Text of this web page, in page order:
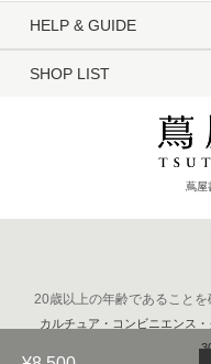
HELP & GUIDE
SHOP LIST
蔦屋
20歳以上の年齢であること
カルチュア・コンビニエン